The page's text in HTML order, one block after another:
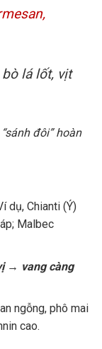
lá lốt, vịt
đôi” hoàn
dụ, Chianti (Ý)
Malbec
→ vang càng
ngỗng, phô mai
cao.